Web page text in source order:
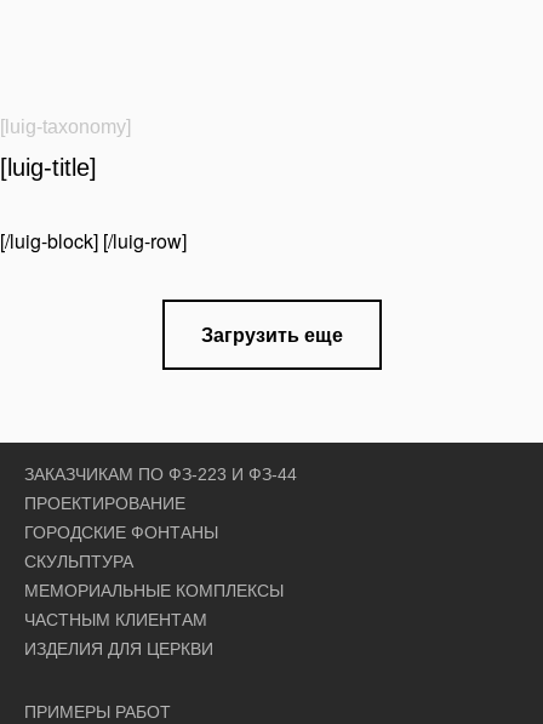
[luig-taxonomy]
[luig-title]
[/luig-block] [/luig-row]
Загрузить еще
ЗАКАЗЧИКАМ ПО ФЗ-223 И ФЗ-44
ПРОЕКТИРОВАНИЕ
ГОРОДСКИЕ ФОНТАНЫ
СКУЛЬПТУРА
МЕМОРИАЛЬНЫЕ КОМПЛЕКСЫ
ЧАСТНЫМ КЛИЕНТАМ
ИЗДЕЛИЯ ДЛЯ ЦЕРКВИ
ПРИМЕРЫ РАБОТ